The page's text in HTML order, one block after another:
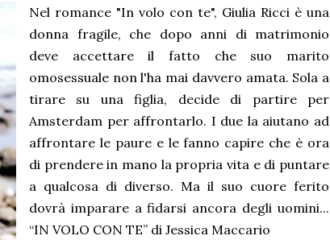
Nel romance "In volo con te", Giulia Ricci è una
donna fragile, che dopo anni di matrimonio
deve accettare il fatto che suo marito
omosessuale non l'ha mai davvero amata. Sola a
tirare su una figlia, decide di partire per
Amsterdam per affrontarlo. I due la aiutano ad
affrontare le paure e le fanno capire che è ora
di prendere in mano la propria vita e di puntare
a qualcosa di diverso. Ma il suo cuore ferito
dovrà imparare a fidarsi ancora degli uomini...
“IN VOLO CON TE” di Jessica Maccario